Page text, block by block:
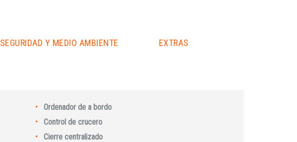
SEGURIDAD Y MEDIO AMBIENTE EXTRAS
Ordenador de a bordo
Control de crucero
Cierre centralizado